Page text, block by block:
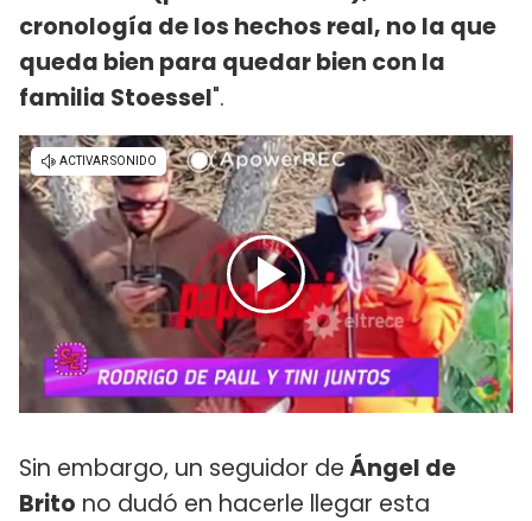
cronología de los hechos real, no la que
queda bien para quedar bien con la
familia Stoessel".
Sin embargo, un seguidor deÁngel de
Brito no dudó en hacerle llegar esta